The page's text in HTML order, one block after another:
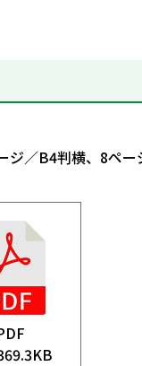
ジ／B4判横、8ペ